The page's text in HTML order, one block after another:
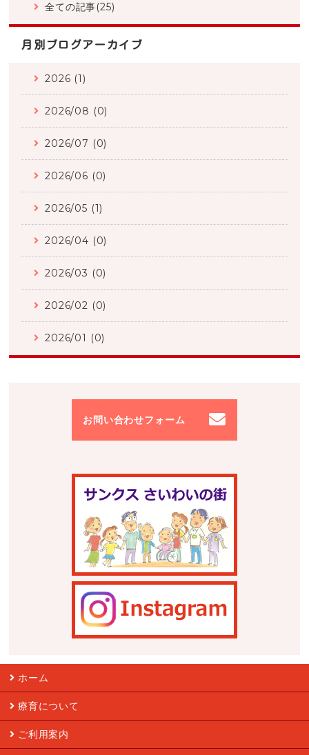
全ての記事(25)
月別ブログアーカイブ
2026 (1)
2026/08 (0)
2026/07 (0)
2026/06 (0)
2026/05 (1)
2026/04 (0)
2026/03 (0)
2026/02 (0)
2026/01 (0)
お問い合わせフォーム
ホーム
療育について
ご利用案内